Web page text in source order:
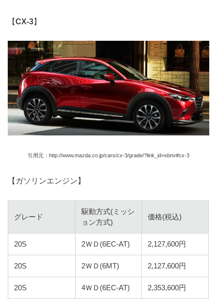
【CX-3】
引用元：http://www.mazda.co.jp/cars/cx-3/grade/?link_id=sbnv#cx-3
【ガソリンエンジン】
グレード
駆動方式(ミッシ
ョン方式)
価格(税込)
20S 2ＷＤ(6EC-AT) 2,127,600円
20S 2ＷＤ(6MT) 2,127,600円
20S 4ＷＤ(6EC-AT) 2,353,600円